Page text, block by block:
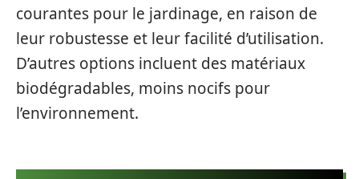
courantes pour le jardinage, en raison de
leur robustesse et leur facilité d’utilisation.
D’autres options incluent des matériaux
biodégradables, moins nocifs pour
l’environnement.